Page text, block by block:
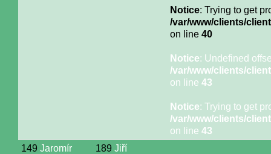
Notice: Trying to get
/var/www/clients/
on line 40
Notice: Undefined
/var/www/clients/
on line 43
Notice: Trying to get
/var/www/clients/
on line 43
149 Jaromír
189 Jiří